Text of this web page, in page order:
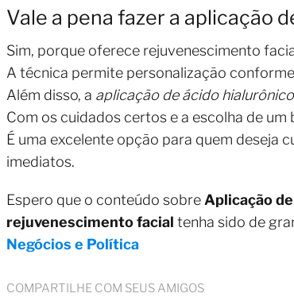
Vale a pena fazer a aplicação
Sim, porque oferece rejuvenescimento
A técnica permite personalização
Além disso, a aplicação de ácido hialurônico
Com os cuidados certos e a escolha de
É uma excelente opção para quem deseja
imediatos.
Espero que o conteúdo sobreAplicação
rejuvenescimento facial tenha sido de
Negócios e Política
COMPARTILHE COM SEUS AMIGOS